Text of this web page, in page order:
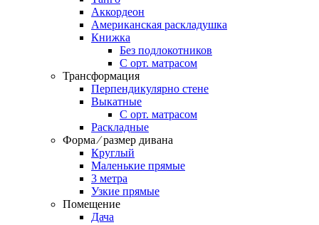
Аккордеон
Американская раскладушка
Книжка
Без подлокотников
С орт. матрасом
Трансформация
Перпендикулярно стене
Выкатные
С орт. матрасом
Раскладные
Форма ⁄ размер дивана
Круглый
Маленькие прямые
3 метра
Узкие прямые
Помещение
Дача